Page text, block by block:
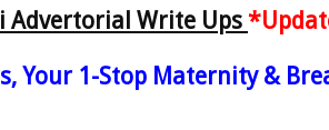
Advertorial Write Ups
Your 1-Stop Maternity &